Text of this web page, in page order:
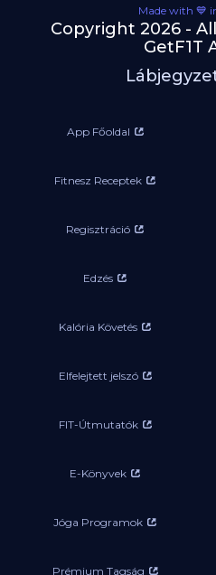
Made with 💙
Copyright 2026 -
GetF1T
App Főoldal
Fitnesz Receptek
Regisztráció
Edzés
Kalória Követés
Elfelejtett jelszó
FIT-Útmutatók
E-Könyvek
Jóga Programok
Prémium Tagság